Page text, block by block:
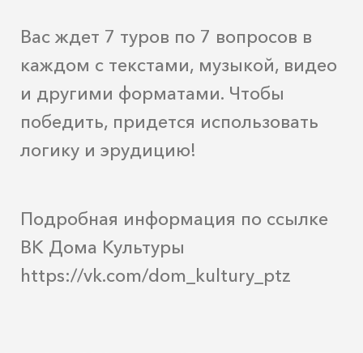
Вас ждет 7 туров по 7 вопросов в
каждом с текстами, музыкой, видео
и другими форматами. Чтобы
победить, придется использовать
логику и эрудицию!
Подробная информация по ссылке
ВК Дома Культуры
https://vk.com/dom_kultury_ptz